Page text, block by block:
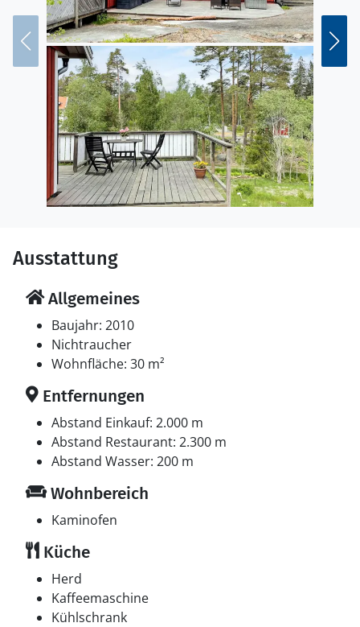
Ausstattung
Allgemeines
Baujahr: 2010
Nichtraucher
Wohnfläche: 30 m²
Entfernungen
Abstand Einkauf: 2.000 m
Abstand Restaurant: 2.300 m
Abstand Wasser: 200 m
Wohnbereich
Kaminofen
Küche
Herd
Kaffeemaschine
Kühlschrank